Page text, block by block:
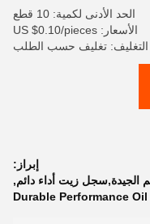
الحد الأدنى لكمية: 10 قطع
الأسعار: US $0.10/pieces
التغليف: تغليف حسب الطلب
إبراز:
الجيدة,سجل زيت أداء دائم,
Durable Performance Oil